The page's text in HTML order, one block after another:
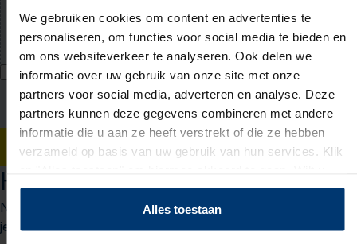
We gebruiken cookies om content en advertenties te
personaliseren, om functies voor social media te bieden en
om ons websiteverkeer te analyseren. Ook delen we
informatie over uw gebruik van onze site met onze
partners voor social media, adverteren en analyse. Deze
partners kunnen deze gegevens combineren met andere
informatie die u aan ze heeft verstrekt of die ze hebben
verzameld op basis van uw gebruik van hun services. Klik
liever geen cookies, klik dan op "instellen". Op onze
kunt u meer lezen over onze cookies.
Alles toestaan
PDF of Word-document (max. 5 MB)
Ik geef Actief Werkt! toestemming om mijn persoonsgegevens te
verwerken voor bemiddeling naar werk en mij hiervoor te benaderen
via WhatsApp. Toestemming voor WhatsApp kan ik intrekken bij mijn
vestiging. Ik accepteer hetprivacy statement.
Solliciteren
Het sollicitatieproces
Nieuwsgierig naar wat je kunt verwachten? We leggen het
je graag uit.